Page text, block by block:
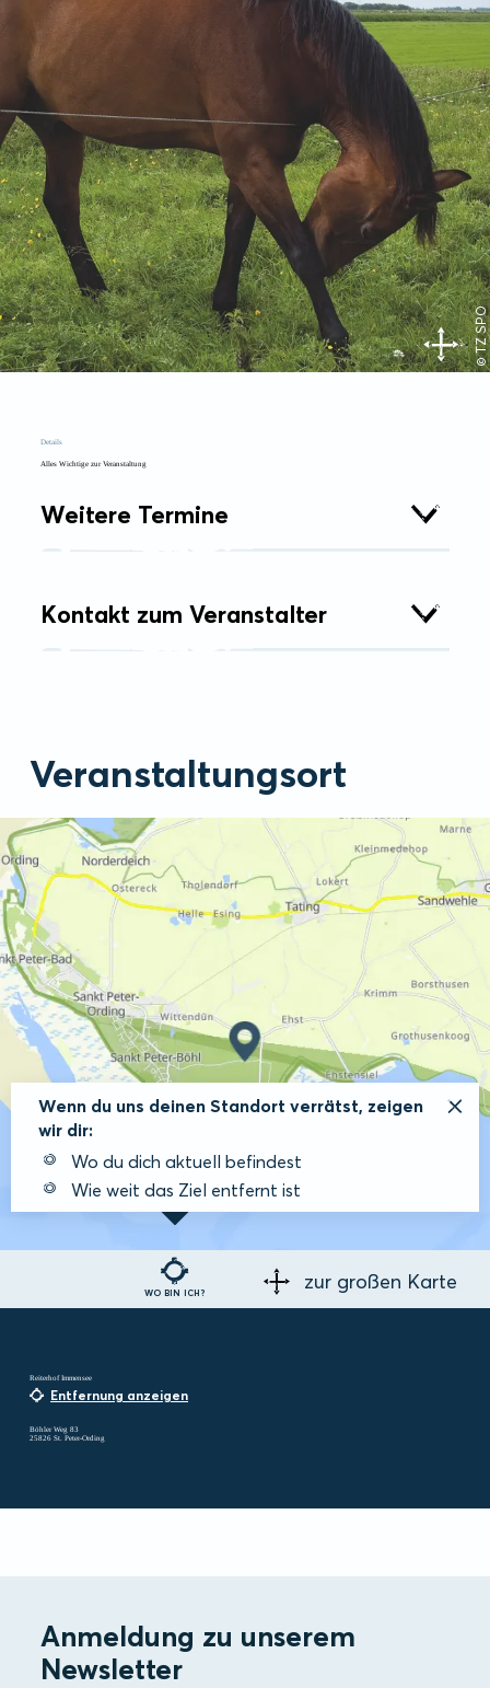
© TZ SPO
Details
Alles Wichtige zur Veranstaltung
Weitere Termine
Kontakt zum Veranstalter
Veranstaltungsort
WO BIN ICH?
Wenn du uns deinen Standort verrätst, zeigen
wir dir:
Wo du dich aktuell befindest
Wie weit das Ziel entfernt ist
zur großen Karte
Reiterhof Immensee
Entfernung anzeigen
Böhler Weg 83
25826 St. Peter-Ording
Anmeldung zu unserem
Newsletter